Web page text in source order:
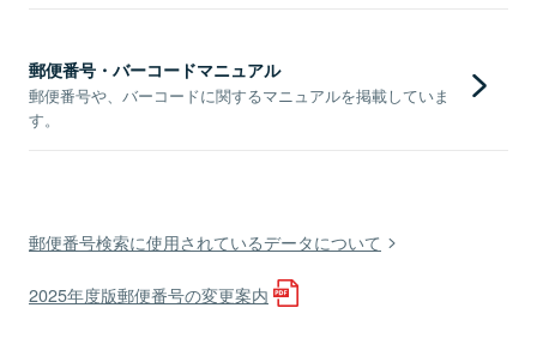
郵便番号・バーコードマニュアル
郵便番号や、バーコードに関するマニュアルを掲載していま
す。
郵便番号検索に使用されているデータについて
2025年度版郵便番号の変更案内